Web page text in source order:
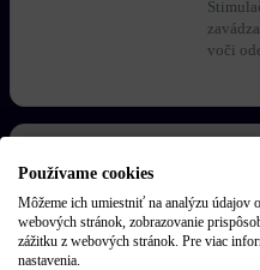
voči
na
Používame cookies
Môžeme ich umiestniť na analýzu údajov
webových stránok, zobrazovanie
zážitku z webových stránok. Pre viac
nastavenia.